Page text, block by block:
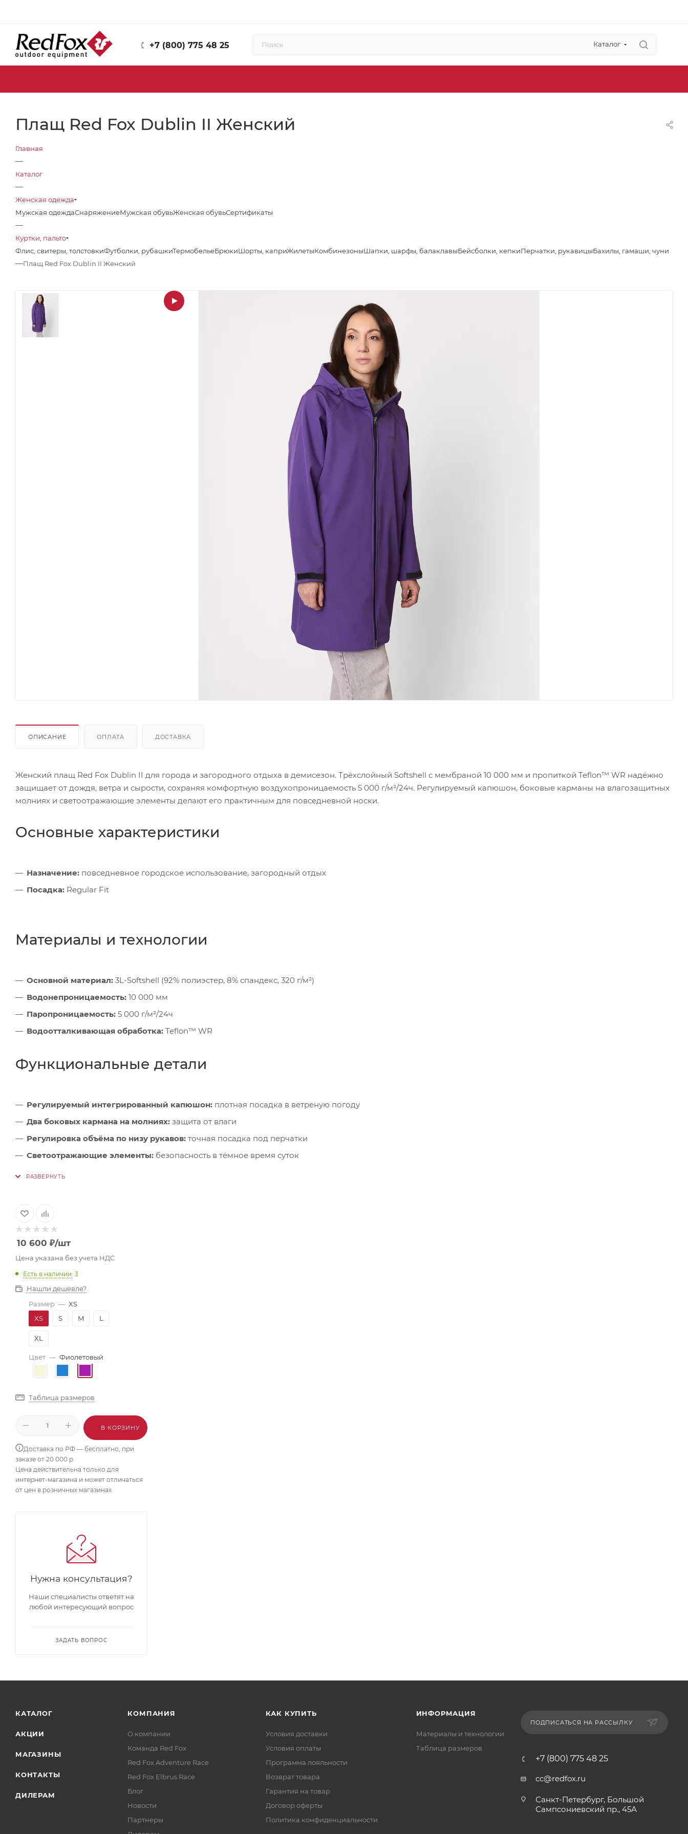
+7 (800) 775 48 25 Каталог
Плащ Red Fox Dublin II Женский
Главная
—
Каталог
—
Женская одежда
Мужская одеждаСнаряжениеМужская обувьЖенская обувьСертификаты
—
Куртки, пальто
Флис, свитеры, толстовкиФутболки, рубашкиТермобельеБрюкиШорты, каприЖилетыКомбинезоныШапки, шарфы, балаклавыБейсболки, кепкиПерчатки, рукавицыБахилы, гамаши, чуни
—Плащ Red Fox Dublin II Женский
ОПИСАНИЕ ОПЛАТА ДОСТАВКА
Женский плащ Red Fox Dublin II для города и загородного отдыха в демисезон. Трёхслойный Softshell с мембраной 10 000 мм и пропиткой Teflon™ WR надёжно
защищает от дождя, ветра и сырости, сохраняя комфортную воздухопроницаемость 5 000 г/м²/24ч. Регулируемый капюшон, боковые карманы на влагозащитных
молниях и светоотражающие элементы делают его практичным для повседневной носки.
Основные характеристики
Назначение: повседневное городское использование, загородный отдых
Посадка: Regular Fit
Материалы и технологии
Основной материал: 3L-Softshell (92% полиэстер, 8% спандекс, 320 г/м²)
Водонепроницаемость: 10 000 мм
Паропроницаемость: 5 000 г/м²/24ч
Водоотталкивающая обработка: Teflon™ WR
Функциональные детали
Регулируемый интегрированный капюшон: плотная посадка в ветреную погоду
Два боковых кармана на молниях: защита от влаги
Регулировка объёма по низу рукавов: точная посадка под перчатки
Светоотражающие элементы: безопасность в тёмное время суток
10 600 ₽/шт
Цена указана без учета НДС
Есть в наличии: 3
Нашли дешевле?
Размер — XS
XS
S M L
XL
Цвет — Фиолетовый
Таблица размеров
В КОРЗИНУ
Доставка по РФ — бесплатно, при
заказе от 20 000 р.
Цена действительна только для
интернет-магазина и может отличаться
от цен в розничных магазинах
Нужна консультация?
Наши специалисты ответят на
любой интересующий вопрос
ЗАДАТЬ ВОПРОС
КАТАЛОГ
АКЦИИ
МАГАЗИНЫ
КОНТАКТЫ
ДИЛЕРАМ
КОМПАНИЯ
О компании
Команда Red Fox
Red Fox Adventure Race
Red Fox Elbrus Race
Блог
Новости
Партнеры
КАК КУПИТЬ
Условия доставки
Условия оплаты
Программа лояльности
Возврат товара
Гарантия на товар
Договор оферты
Политика конфиденциальности
ИНФОРМАЦИЯ
Материалы и технологии
Таблица размеров
ПОДПИСАТЬСЯ НА РАССЫЛКУ
+7 (800) 775 48 25
cc@redfox.ru
Санкт-Петербург, Большой
Сампсониевский пр., 45А